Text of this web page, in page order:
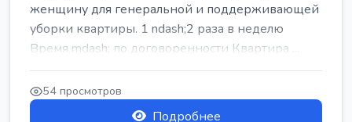
женщину для генеральной и поддерживающей
уборки квартиры. 1 ndash;2 раза в неделю
Время mdash; по договоренности Квартира ...
54 просмотров
Подробнее